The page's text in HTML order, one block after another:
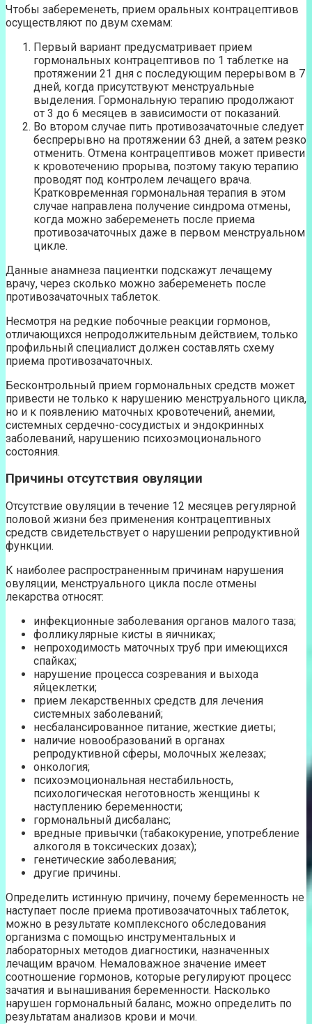
Чтобы забеременеть, прием оральных контрацептивов
осуществляют по двум схемам:
Первый вариант предусматривает прием
гормональных контрацептивов по 1 таблетке на
протяжении 21 дня с последующим перерывом в 7
дней, когда присутствуют менструальные
выделения. Гормональную терапию продолжают
от 3 до 6 месяцев в зависимости от показаний.
Во втором случае пить противозачаточные следует
беспрерывно на протяжении 63 дней, а затем резко
отменить. Отмена контрацептивов может привести
к кровотечению прорыва, поэтому такую терапию
проводят под контролем лечащего врача.
Кратковременная гормональная терапия в этом
случае направлена получение синдрома отмены,
когда можно забеременеть после приема
противозачаточных даже в первом менструальном
цикле.
Данные анамнеза пациентки подскажут лечащему
врачу, через сколько можно забеременеть после
противозачаточных таблеток.
Несмотря на редкие побочные реакции гормонов,
отличающихся непродолжительным действием, только
профильный специалист должен составлять схему
приема противозачаточных.
Бесконтрольный прием гормональных средств может
привести не только к нарушению менструального цикла,
но и к появлению маточных кровотечений, анемии,
системных сердечно-сосудистых и эндокринных
заболеваний, нарушению психоэмоционального
состояния.
Причины отсутствия овуляции
Отсутствие овуляции в течение 12 месяцев регулярной
половой жизни без применения контрацептивных
средств свидетельствует о нарушении репродуктивной
функции.
К наиболее распространенным причинам нарушения
овуляции, менструального цикла после отмены
лекарства относят:
инфекционные заболевания органов малого таза;
фолликулярные кисты в яичниках;
непроходимость маточных труб при имеющихся
спайках;
нарушение процесса созревания и выхода
яйцеклетки;
прием лекарственных средств для лечения
системных заболеваний;
несбалансированное питание, жесткие диеты;
наличие новообразований в органах
репродуктивной сферы, молочных железах;
онкология;
психоэмоциональная нестабильность,
психологическая неготовность женщины к
наступлению беременности;
гормональный дисбаланс;
вредные привычки (табакокурение, употребление
алкоголя в токсических дозах);
генетические заболевания;
другие причины.
Определить истинную причину, почему беременность не
наступает после приема противозачаточных таблеток,
можно в результате комплексного обследования
организма с помощью инструментальных и
лабораторных методов диагностики, назначенных
лечащим врачом. Немаловажное значение имеет
соотношение гормонов, которые регулируют процесс
зачатия и вынашивания беременности. Насколько
нарушен гормональный баланс, можно определить по
результатам анализов крови и мочи.